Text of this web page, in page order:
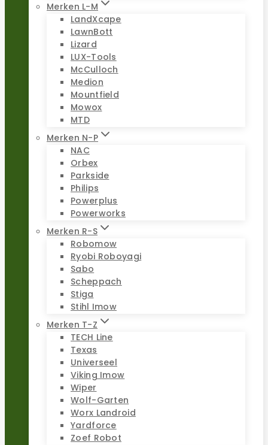
Merken L-M
LandXcape
LawnBott
Lizard
LUX-Tools
McCulloch
Medion
Mountfield
Mowox
MTD
Merken N-P
NAC
Orbex
Parkside
Philips
Powerplus
Powerworks
Merken R-S
Robomow
Ryobi Roboyagi
Sabo
Scheppach
Stiga
Stihl Imow
Merken T-Z
TECH Line
Texas
Universeel
Viking Imow
Wiper
Wolf-Garten
Worx Landroid
Yardforce
Zoef Robot